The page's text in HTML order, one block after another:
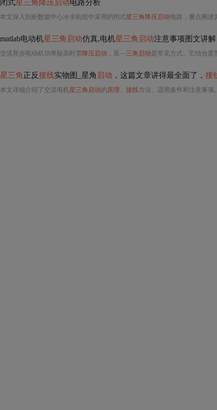
闭式星三角降压启动电路分析
本文深入剖析数据中心冷水机组中采用的闭式星三角降压启动电路，重点阐述其四阶段状态切
matlab电动机星三角启动仿真,电机星三角启动注意事项图文讲解
交流异步电动机功率较高时需降压启动 ，星—三角启动是常见方式。它结合星
星三角正反接线实物图_星角 启动 ，这篇文章讲得最全面了， 接
本文详细介绍了交流电机星三角启动的原理 、 接线方法、适用条件和注意事项